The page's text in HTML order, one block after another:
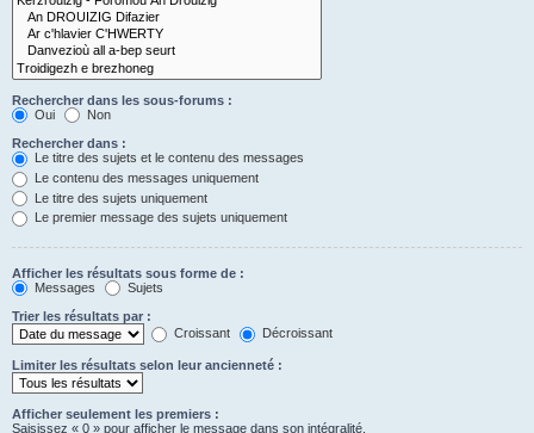
Rechercher dans les sous-forums :
Oui
Non
Rechercher dans :
Le titre des sujets et le contenu des messages
Le contenu des messages uniquement
Le titre des sujets uniquement
Le premier message des sujets uniquement
Afficher les résultats sous forme de :
Messages
Sujets
Trier les résultats par :
Croissant
Décroissant
Limiter les résultats selon leur ancienneté :
Afficher seulement les premiers :
Saisissez « 0 » pour afficher le message dans son intégralité.